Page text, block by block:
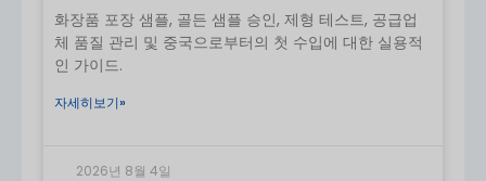
화장품 포장 샘플, 골든 샘플 승인, 제형 테스트, 공급업
체 품질 관리 및 중국으로부터의 첫 수입에 대한 실용적
인 가이드.
자세히보기»
2026년 8월 4일